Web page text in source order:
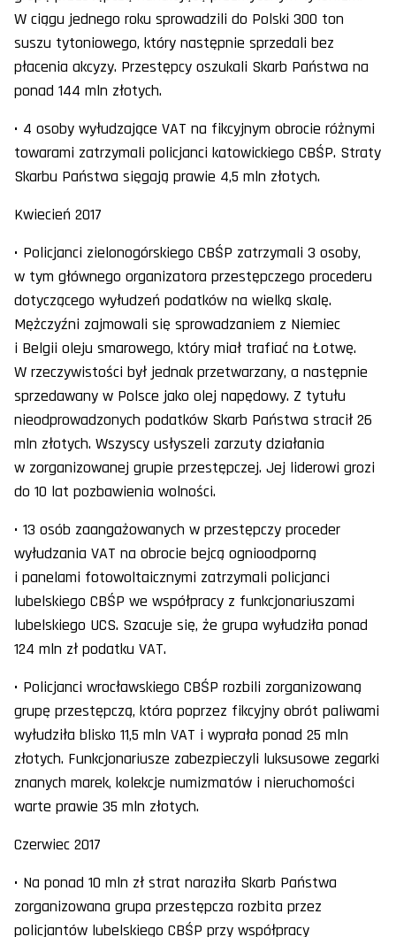
W ciągu jednego roku sprowadzili do Polski 300 ton
suszu tytoniowego, który następnie sprzedali bez
płacenia akcyzy. Przestępcy oszukali Skarb Państwa na
ponad 144 mln złotych.
• 4 osoby wyłudzające VAT na fikcyjnym obrocie różnymi
towarami zatrzymali policjanci katowickiego CBŚP. Straty
Skarbu Państwa sięgają prawie 4,5 mln złotych.
Kwiecień 2017
• Policjanci zielonogórskiego CBŚP zatrzymali 3 osoby,
w tym głównego organizatora przestępczego procederu
dotyczącego wyłudzeń podatków na wielką skalę.
Mężczyźni zajmowali się sprowadzaniem z Niemiec
i Belgii oleju smarowego, który miał trafiać na Łotwę.
W rzeczywistości był jednak przetwarzany, a następnie
sprzedawany w Polsce jako olej napędowy. Z tytułu
nieodprowadzonych podatków Skarb Państwa stracił 26
mln złotych. Wszyscy usłyszeli zarzuty działania
w zorganizowanej grupie przestępczej. Jej liderowi grozi
do 10 lat pozbawienia wolności.
• 13 osób zaangażowanych w przestępczy proceder
wyłudzania VAT na obrocie bejcą ognioodporną
i panelami fotowoltaicznymi zatrzymali policjanci
lubelskiego CBŚP we współpracy z funkcjonariuszami
lubelskiego UCS. Szacuje się, że grupa wyłudziła ponad
124 mln zł podatku VAT.
• Policjanci wrocławskiego CBŚP rozbili zorganizowaną
grupę przestępczą, która poprzez fikcyjny obrót paliwami
wyłudziła blisko 11,5 mln VAT i wyprała ponad 25 mln
złotych. Funkcjonariusze zabezpieczyli luksusowe zegarki
znanych marek, kolekcje numizmatów i nieruchomości
warte prawie 35 mln złotych.
Czerwiec 2017
• Na ponad 10 mln zł strat naraziła Skarb Państwa
zorganizowana grupa przestępcza rozbita przez
policjantów lubelskiego CBŚP przy współpracy